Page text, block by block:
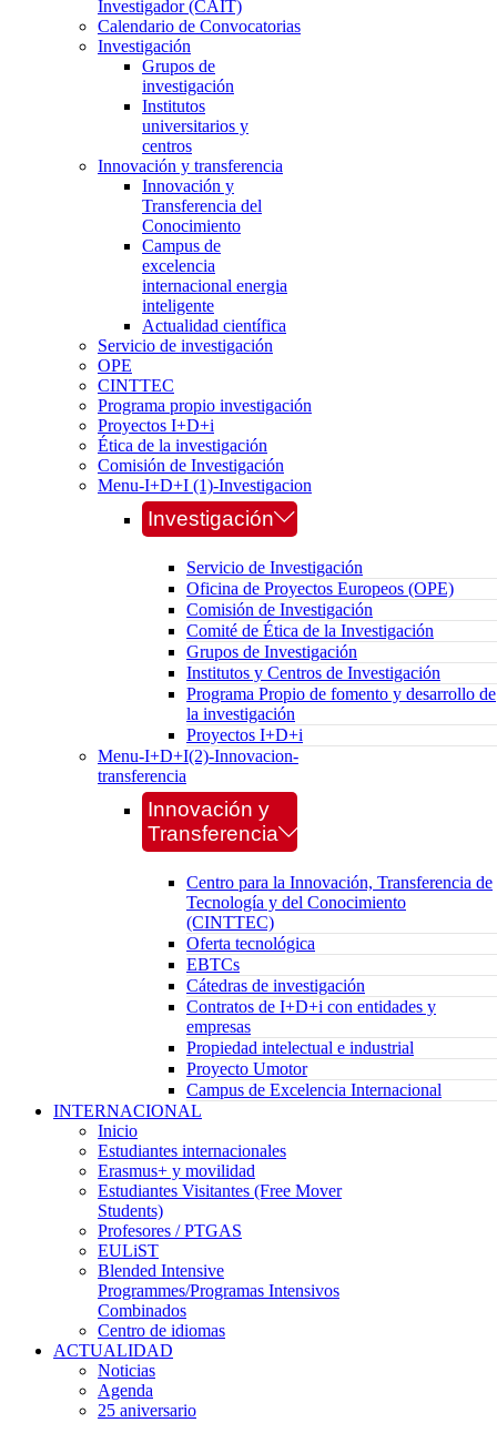
Investigador (CAIT)
Calendario de Convocatorias
Investigación
Grupos de
investigación
Institutos
universitarios y
centros
Innovación y transferencia
Innovación y
Transferencia del
Conocimiento
Campus de
excelencia
internacional energia
inteligente
Actualidad científica
Servicio de investigación
OPE
CINTTEC
Programa propio investigación
Proyectos I+D+i
Ética de la investigación
Comisión de Investigación
Menu-I+D+I (1)-Investigacion
Investigación
Servicio de Investigación
Oficina de Proyectos Europeos (OPE)
Comisión de Investigación
Comité de Ética de la Investigación
Grupos de Investigación
Institutos y Centros de Investigación
Programa Propio de fomento y desarrollo de
la investigación
Proyectos I+D+i
Menu-I+D+I(2)-Innovacion-
transferencia
Innovación y
Transferencia
Centro para la Innovación, Transferencia de
Tecnología y del Conocimiento
(CINTTEC)
Oferta tecnológica
EBTCs
Cátedras de investigación
Contratos de I+D+i con entidades y
empresas
Propiedad intelectual e industrial
Proyecto Umotor
Campus de Excelencia Internacional
INTERNACIONAL
Inicio
Estudiantes internacionales
Erasmus+ y movilidad
Estudiantes Visitantes (Free Mover
Students)
Profesores / PTGAS
EULiST
Blended Intensive
Programmes/Programas Intensivos
Combinados
Centro de idiomas
ACTUALIDAD
Noticias
Agenda
25 aniversario